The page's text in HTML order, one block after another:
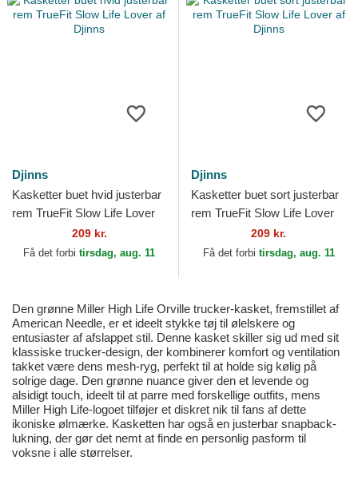
Djinns
Kasketter buet hvid justerbar
rem TrueFit Slow Life Lover
209 kr.
Få det forbi tirsdag, aug. 11
Djinns
Kasketter buet sort justerbar
rem TrueFit Slow Life Lover
209 kr.
Få det forbi tirsdag, aug. 11
Den grønne Miller High Life Orville trucker-kasket, fremstillet af
American Needle, er et ideelt stykke tøj til ølelskere og
entusiaster af afslappet stil. Denne kasket skiller sig ud med sit
klassiske trucker-design, der kombinerer komfort og ventilation
takket være dens mesh-ryg, perfekt til at holde sig kølig på
solrige dage. Den grønne nuance giver den et levende og
alsidigt touch, ideelt til at parre med forskellige outfits, mens
Miller High Life-logoet tilføjer et diskret nik til fans af dette
ikoniske ølmærke. Kasketten har også en justerbar snapback-
lukning, der gør det nemt at finde en personlig pasform til
voksne i alle størrelser.